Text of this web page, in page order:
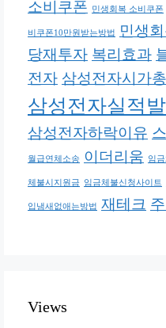
소비쿠폰
민생회복 소비쿠폰
비쿠폰10만원받는방법 민생
당재투자 복리효과
전자 삼성전자시가
삼성전자실적
삼성전자하락이유
월급연체소송 이더리움 임
체불시지원금 임금체불신청사이트
입냄새없애는방법 재테크
Views